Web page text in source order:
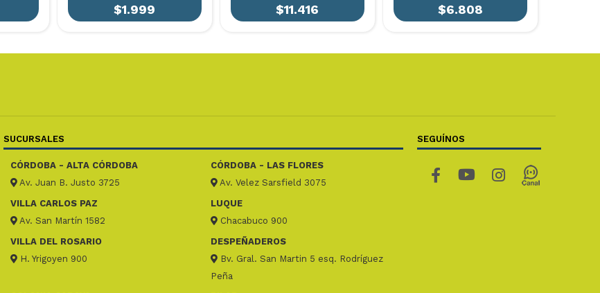
$1.999 $11.416 $6.808
SUCURSALES
CÓRDOBA - ALTA CÓRDOBA
Av. Juan B. Justo 3725
CÓRDOBA - LAS FLORES
Av. Velez Sarsfield 3075
VILLA CARLOS PAZ
Av. San Martín 1582
LUQUE
Chacabuco 900
VILLA DEL ROSARIO
H. Yrigoyen 900
DESPEÑADEROS
Bv. Gral. San Martin 5 esq. Rodríguez
Peña
SEGUÍNOS